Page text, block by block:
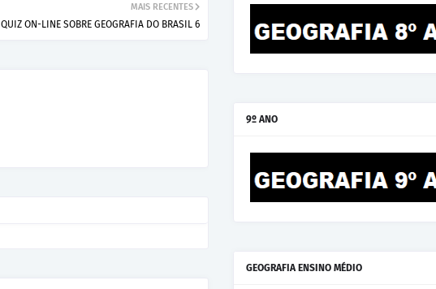
MAIS RECENTES
QUIZ ON-LINE SOBRE GEOGRAFIA DO BRASIL 6
9º ANO
GEOGRAFIA ENSINO MÉDIO